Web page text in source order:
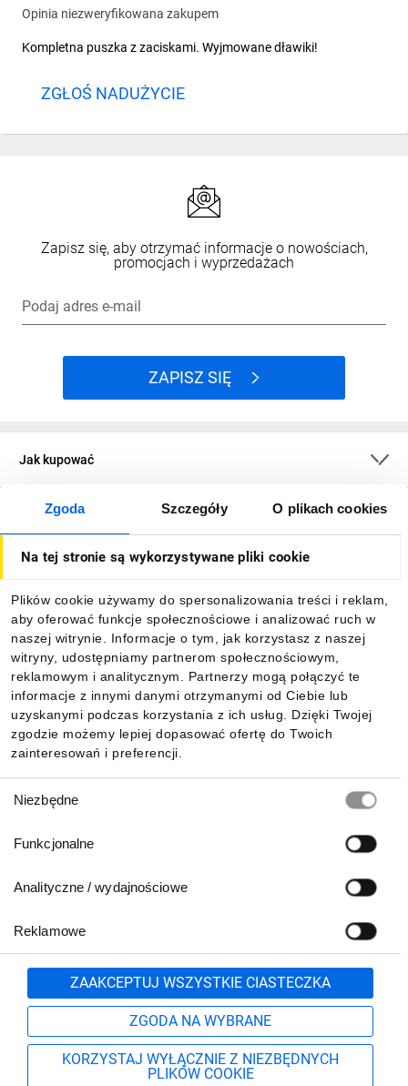
Zgoda Szczegóły O plikach cookies
Na tej stronie są wykorzystywane pliki cookie
Plików cookie używamy do spersonalizowania treści i reklam,
aby oferować funkcje społecznościowe i analizować ruch w
naszej witrynie. Informacje o tym, jak korzystasz z naszej
witryny, udostępniamy partnerom społecznościowym,
reklamowym i analitycznym. Partnerzy mogą połączyć te
informacje z innymi danymi otrzymanymi od Ciebie lub
uzyskanymi podczas korzystania z ich usług. Dzięki Twojej
zgodzie możemy lepiej dopasować ofertę do Twoich
zainteresowań i preferencji.
zgody
Niezbędne
Funkcjonalne
Analityczne / wydajnościowe
Reklamowe
ZAAKCEPTUJ WSZYSTKIE CIASTECZKA
ZGODA NA WYBRANE
KORZYSTAJ WYŁĄCZNIE Z NIEZBĘDNYCH
PLIKÓW COOKIE
Opinia niezweryfikowana zakupem
Kompletna puszka z zaciskami. Wyjmowane dławiki!
ZGŁOŚ NADUŻYCIE
Zapisz się, aby otrzymać informacje o nowościach,
promocjach i wyprzedażach
Podaj adres e-mail
ZAPISZ SIĘ
Jak kupować
O firmie
Informacje
Pobierz naszą aplikację mobilną:
801 500 700 lub
71 37 61 600
Formularz kontaktowy